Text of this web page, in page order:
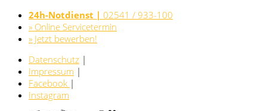
24h-Notdienst | 02541 / 933-100
» Online Servicetermin
» Jetzt bewerben!
Datenschutz |
Impressum |
Facebook |
Instagram